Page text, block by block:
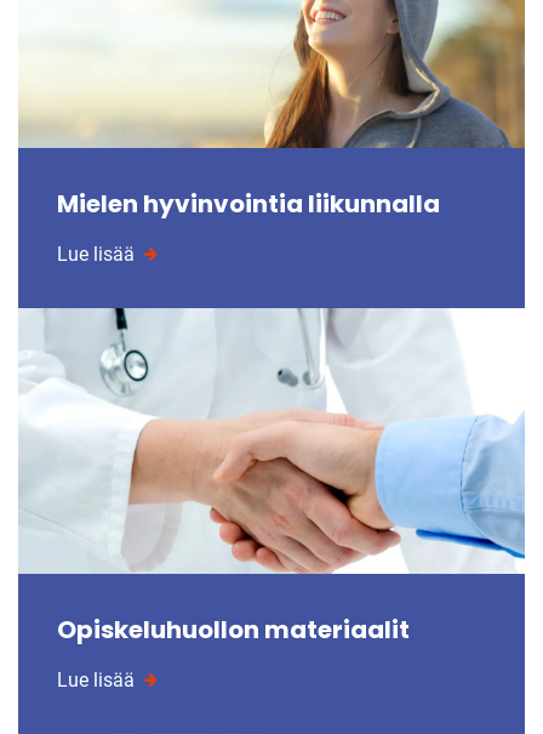
Mielen hyvinvointia liikunnalla
Lue lisää
Opiskeluhuollon materiaalit
Lue lisää